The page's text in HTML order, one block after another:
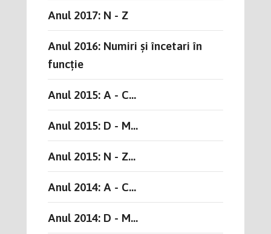
Anul 2017: N - Z
Anul 2016: Numiri și încetari în
funcție
Anul 2015: A - C...
Anul 2015: D - M...
Anul 2015: N - Z...
Anul 2014: A - C...
Anul 2014: D - M...